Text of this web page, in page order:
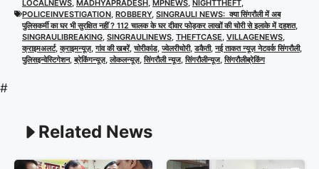
LOCALNEWS MADHYAPRADESH MPNEWS NIGHTTHEFT
POLICEINVESTIGATION ROBBERY, SINGRAULI NEWS: क्या सिंगरौली में अब
पुलिसकर्मी का घर भी सुरक्षित नहीं ? 112 चालक के घर दीवार फोड़कर लाखों की चोरी से इलाके में दहशत,
SINGRAULIBREAKING SINGRAULINEWS THEFTCASE VILLAGENEWS
क्राइमअलर्ट,क्राइमन्यूज़,गांव की खबरें,चोरीकांड,ज्वेलरीचोरी,डकैती,नई ताकत न्यूज़ नेटवर्क सिंगरौली,
पुलिसइन्वेस्टिगेशन,ब्रेकिंगन्यूज़,लोकलन्यूज़,सिंगरौली न्यूज,सिंगरौलीन्यूज,सिंगरौलीब्रेकिंग
#
Related News